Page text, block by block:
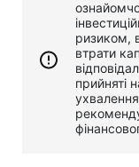
ризиком,
втрати
прийняті